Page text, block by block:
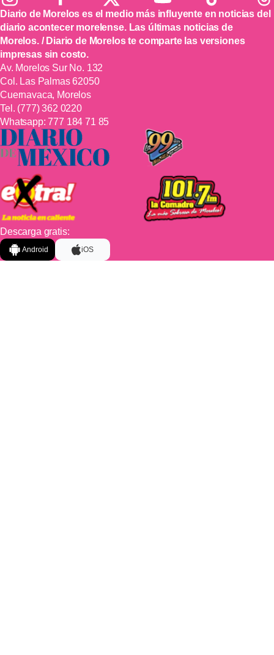
Diario de Morelos es el medio más influyente en noticias del
diario acontecer morelense. Las últimas noticias de
Morelos. / Diario de Morelos te comparte las versiones
impresas sin costo.
Av. Morelos Sur No. 132
Col. Las Palmas 62050
Cuernavaca, Morelos
Tel. (777) 362 0220
Whatsapp:777 184 71 85
Descarga gratis:
Android iOS